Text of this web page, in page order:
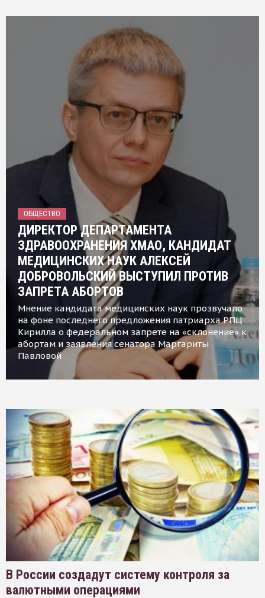
ОБЩЕСТВО
ДИРЕКТОР ДЕПАРТАМЕНТА
ЗДРАВООХРАНЕНИЯ ХМАО, КАНДИДАТ
МЕДИЦИНСКИХ НАУК АЛЕКСЕЙ
ДОБРОВОЛЬСКИЙ ВЫСТУПИЛ ПРОТИВ
ЗАПРЕТА АБОРТОВ
Мнение кандидата медицинских наук прозвучало
на фоне последнего предложения патриарха РПЦ
Кирилла о федеральном запрете на «склонение» к
абортам и заявления сенатора Маргариты
Павловой
В России создадут систему контроля за
валютными операциями